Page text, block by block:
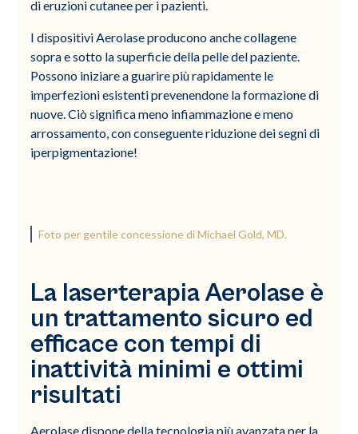
di eruzioni cutanee per i pazienti.
I dispositivi Aerolase producono anche collagene
sopra e sotto la superficie della pelle del paziente.
Possono iniziare a guarire più rapidamente le
imperfezioni esistenti prevenendone la formazione di
nuove. Ciò significa meno infiammazione e meno
arrossamento, con conseguente riduzione dei segni di
iperpigmentazione!
Foto per gentile concessione di Michael Gold, MD.
La laserterapia Aerolase è
un trattamento sicuro ed
efficace con tempi di
inattività minimi e ottimi
risultati
Aerolase dispone della tecnologia più avanzata per la